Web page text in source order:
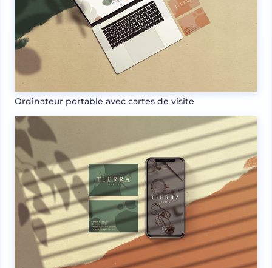
Ordinateur portable avec cartes de visite